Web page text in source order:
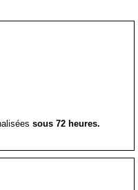
sous 72 heures.